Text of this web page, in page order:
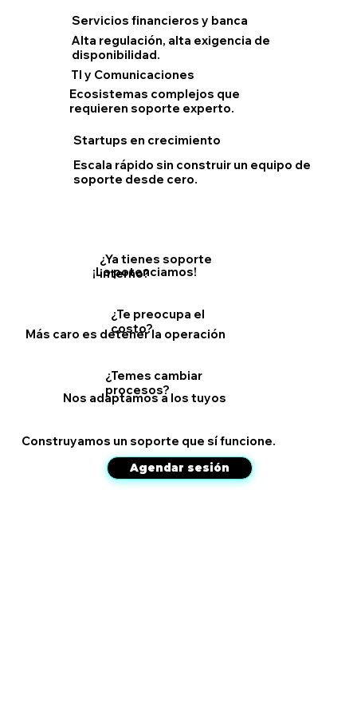
Ecosistemas complejos que
requieren soporte experto.
Más caro es detener la operación
¿Te preocupa el
costo?
¿Ya tienes soporte
interno?
¡Lo potenciamos!
Nos adaptamos a los tuyos
¿Temes cambiar
procesos?
Servicios financieros y banca
Alta regulación, alta exigencia de
disponibilidad.
Startups en crecimiento
Escala rápido sin construir un equipo de
soporte desde cero.
TI y Comunicaciones
Agendar sesión
Construyamos un soporte que sí funcione.